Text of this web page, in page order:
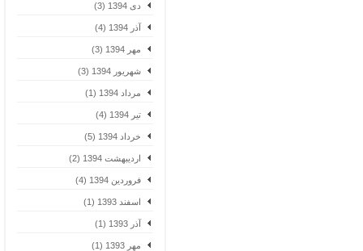
دی 1394 (3)
آذر 1394 (4)
مهر 1394 (3)
شهریور 1394 (3)
مرداد 1394 (1)
تیر 1394 (4)
خرداد 1394 (5)
اردیبهشت 1394 (2)
فروردین 1394 (4)
اسفند 1393 (1)
آذر 1393 (1)
مهر 1393 (1)